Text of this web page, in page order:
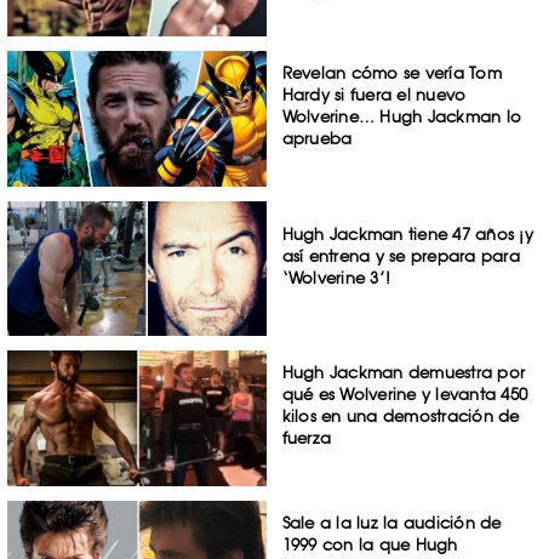
Revelan cómo se vería Tom
Hardy si fuera el nuevo
Wolverine… Hugh Jackman lo
aprueba
Hugh Jackman tiene 47 años ¡y
así entrena y se prepara para
‘Wolverine 3’!
Hugh Jackman demuestra por
qué es Wolverine y levanta 450
kilos en una demostración de
fuerza
Sale a la luz la audición de
1999 con la que Hugh